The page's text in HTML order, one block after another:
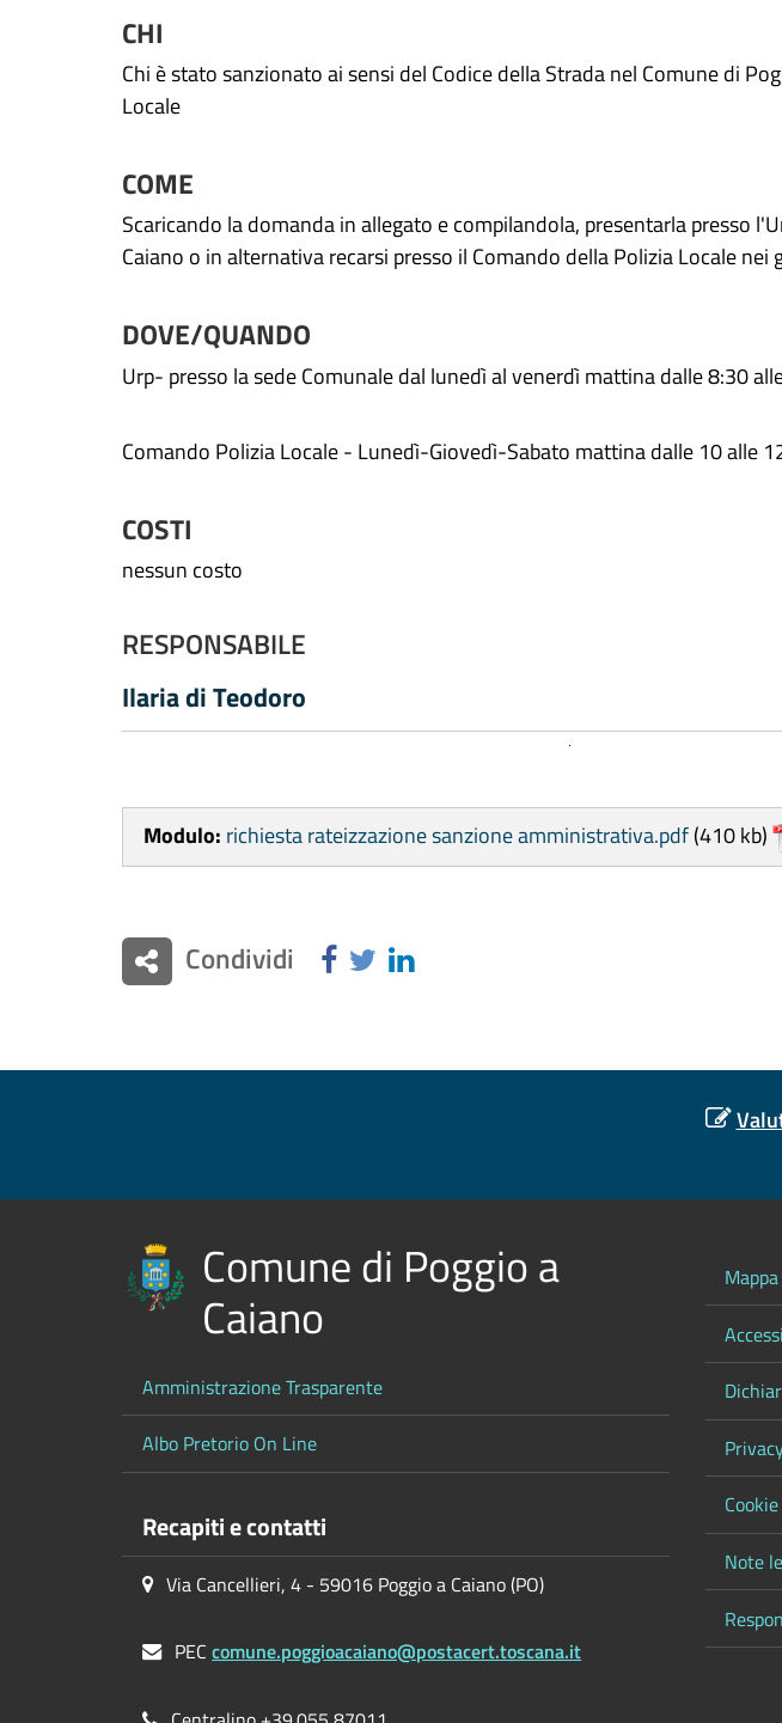
CHI
Chi è stato sanzionato ai sensi del Codice della Strada nel Comune di
Locale
COME
Scaricando la domanda in allegato e compilandola, presentarla presso
Caiano o in alternativa recarsi presso il Comando della Polizia Locale
DOVE/QUANDO
Urp- presso la sede Comunale dal lunedì al venerdì mattina dalle 8:30
Comando Polizia Locale - Lunedì-Giovedì-Sabato mattina dalle 10 alle
COSTI
nessun costo
RESPONSABILE
Ilaria di Teodoro
Modulo: richiesta rateizzazione sanzione amministrativa.pdf(410 kb)
Condividi
Comune di Poggio a
Caiano
Amministrazione Trasparente
Albo Pretorio On Line
Recapiti e contatti
Via Cancellieri, 4 - 59016 Poggio a Caiano (PO)
PECcomune.poggioacaiano@postacert.toscana.it
Note